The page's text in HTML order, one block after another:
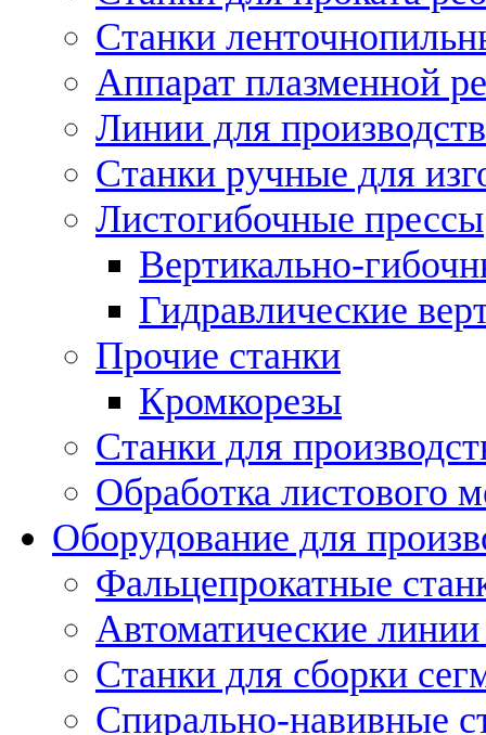
Станки
Аппарат плазменной
Линии для
Станки ручные для
Листогибочные прессы
Вертикально-
Гидравлические
Прочие станки
Кромкорезы
Станки для
Обработка листового
Оборудование для
Фальцепрокатные
Автоматические линии
Станки для сборки
Спирально-навивные